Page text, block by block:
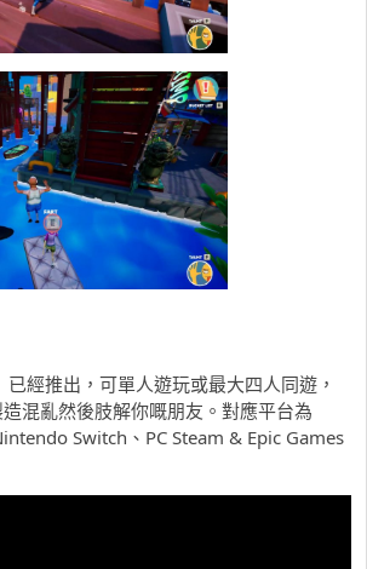
已經推出，可單人遊玩或最大四人同遊，
混亂然後肢解你嘅朋友。對應平台為
Switch、PC Steam & Epic Games